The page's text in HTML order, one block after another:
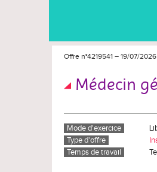
Offre n°4219541 – 19/07/2026
Médecin
Mode d'exercice
Type d'offre
Temps de travail